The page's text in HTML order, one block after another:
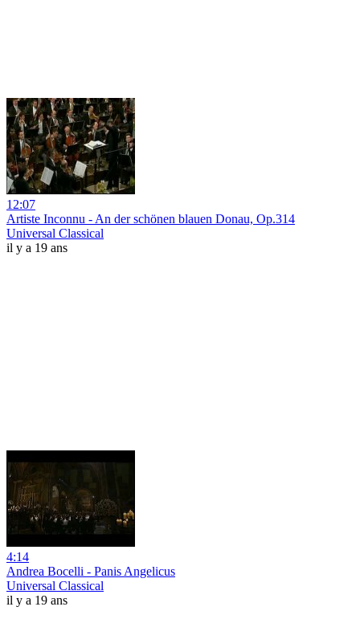
12:07
Artiste Inconnu - An der schönen blauen Donau, Op.314
Universal Classical
il y a 19 ans
4:14
Andrea Bocelli - Panis Angelicus
Universal Classical
il y a 19 ans